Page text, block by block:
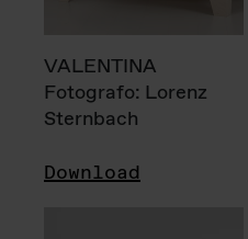
VALENTINA
Fotografo: Lorenz
Sternbach
Download